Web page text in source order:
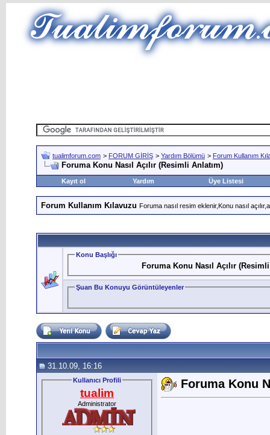
tualimforum.com > FORUM GİRİŞ > Yardım Bölümü > Forum Kullanım
Foruma Konu Nasıl Açılır (Resimli Anlatım)
Kayıt ol Yardım Üye Listesi
Forum Kullanım Kılavuzu Foruma nasıl resim eklenir,Konu nasıl
Konu Başlığı
Foruma Konu Nasıl Açılır
Şuan Bu Konuyu Görüntüleyenler
31.10.09, 16:16
Kullanıcı Profili
tualim
Administrator
Foruma Konu